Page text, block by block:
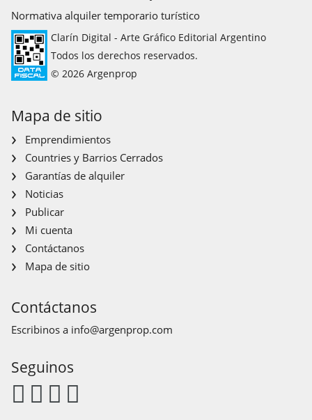
Normativa alquiler temporario turístico
Clarín Digital - Arte Gráfico Editorial Argentino
Todos los derechos reservados.
© 2026 Argenprop
Mapa de sitio
Emprendimientos
Countries y Barrios Cerrados
Garantías de alquiler
Noticias
Publicar
Mi cuenta
Contáctanos
Mapa de sitio
Contáctanos
Escribinos a info@argenprop.com
Seguinos